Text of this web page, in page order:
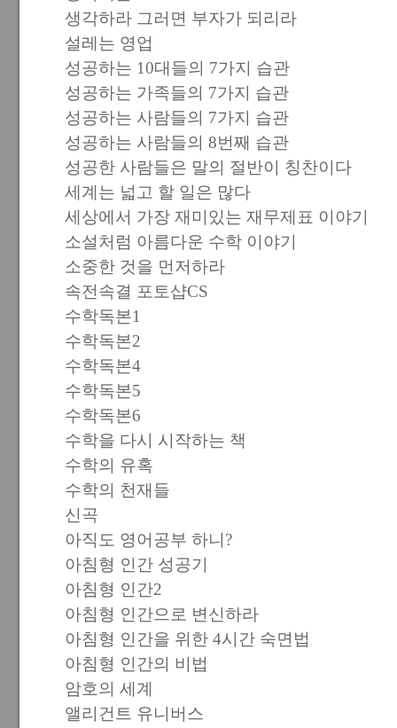
생각하라 그러면 부자가 되리라
설레는 영업
성공하는 10대들의 7가지 습관
성공하는 가족들의 7가지 습관
성공하는 사람들의 7가지 습관
성공하는 사람들의 8번째 습관
성공한 사람들은 말의 절반이 칭찬이다
세계는 넓고 할 일은 많다
세상에서 가장 재미있는 재무제표 이야기
소설처럼 아름다운 수학 이야기
소중한 것을 먼저하라
속전속결 포토샵CS
수학독본1
수학독본2
수학독본4
수학독본5
수학독본6
수학을 다시 시작하는 책
수학의 유혹
수학의 천재들
신곡
아직도 영어공부 하니?
아침형 인간 성공기
아침형 인간2
아침형 인간으로 변신하라
아침형 인간을 위한 4시간 숙면법
아침형 인간의 비법
암호의 세계
앨리건트 유니버스